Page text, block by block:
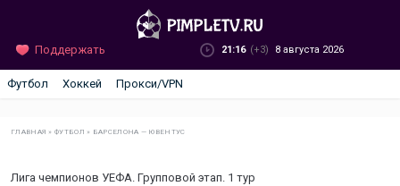
Поддержать 21:16 (+3) 8 августа 2026
Футбол Хоккей Прокси/VPN
ГЛАВНАЯ »ФУТБОЛ » БАРСЕЛОНА — ЮВЕНТУС
Лига чемпионов УЕФА. Групповой этап. 1 тур